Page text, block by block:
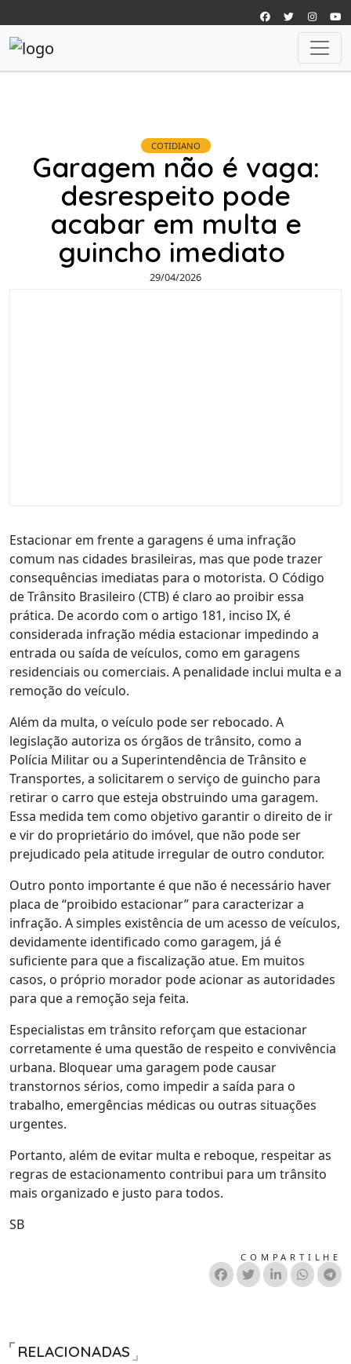
COTIDIANO
Garagem não é vaga:
desrespeito pode
acabar em multa e
guincho imediato
29/04/2026
Estacionar em frente a garagens é uma infração
comum nas cidades brasileiras, mas que pode trazer
consequências imediatas para o motorista. O Código
de Trânsito Brasileiro (CTB) é claro ao proibir essa
prática. De acordo com o artigo 181, inciso IX, é
considerada infração média estacionar impedindo a
entrada ou saída de veículos, como em garagens
residenciais ou comerciais. A penalidade inclui multa e a
remoção do veículo.
Além da multa, o veículo pode ser rebocado. A
legislação autoriza os órgãos de trânsito, como a
Polícia Militar ou a Superintendência de Trânsito e
Transportes, a solicitarem o serviço de guincho para
retirar o carro que esteja obstruindo uma garagem.
Essa medida tem como objetivo garantir o direito de ir
e vir do proprietário do imóvel, que não pode ser
prejudicado pela atitude irregular de outro condutor.
Outro ponto importante é que não é necessário haver
placa de “proibido estacionar” para caracterizar a
infração. A simples existência de um acesso de veículos,
devidamente identificado como garagem, já é
suficiente para que a fiscalização atue. Em muitos
casos, o próprio morador pode acionar as autoridades
para que a remoção seja feita.
Especialistas em trânsito reforçam que estacionar
corretamente é uma questão de respeito e convivência
urbana. Bloquear uma garagem pode causar
transtornos sérios, como impedir a saída para o
trabalho, emergências médicas ou outras situações
urgentes.
Portanto, além de evitar multa e reboque, respeitar as
regras de estacionamento contribui para um trânsito
mais organizado e justo para todos.
SB
COMPARTILHE
RELACIONADAS